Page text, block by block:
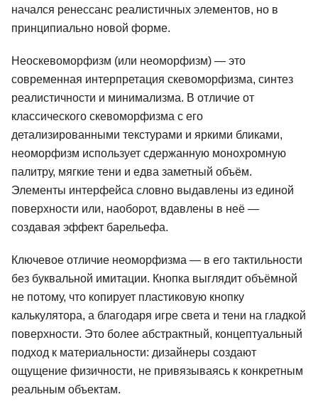
начался ренессанс реалистичных элементов, но в
принципиально новой форме.
Неоскевоморфизм (или неоморфизм) — это
современная интерпретация скевоморфизма, синтез
реалистичности и минимализма. В отличие от
классического скевоморфизма с его
детализированными текстурами и яркими бликами,
неоморфизм использует сдержанную монохромную
палитру, мягкие тени и едва заметный объём.
Элементы интерфейса словно выдавлены из единой
поверхности или, наоборот, вдавлены в неё —
создавая эффект барельефа.
Ключевое отличие неоморфизма — в его тактильности
без буквальной имитации. Кнопка выглядит объёмной
не потому, что копирует пластиковую кнопку
калькулятора, а благодаря игре света и тени на гладкой
поверхности. Это более абстрактный, концептуальный
подход к материальности: дизайнеры создают
ощущение физичности, не привязываясь к конкретным
реальным объектам.